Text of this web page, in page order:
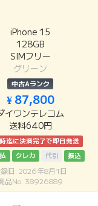
iPhone 15
128GB
SIMフリー
グリーン
中古Aランク
¥ 87,800
イワンテレコム
送料640円
迄に決済完了で即日発送
クレカ 代引 振込
日: 2026年8月1日
品No: 38926889